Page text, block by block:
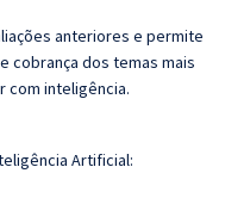
anteriores e permite
cobrança dos temas mais
com inteligência.
Artificial: